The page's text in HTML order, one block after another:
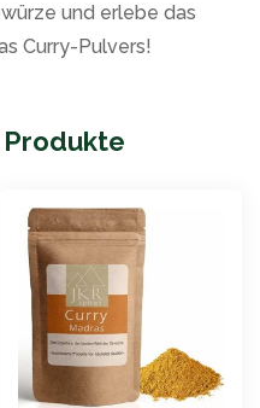
und erlebe das
Curry-Pulvers!